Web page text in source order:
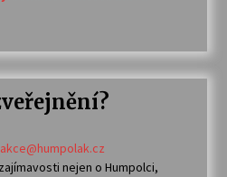
nejen o Humpolci,